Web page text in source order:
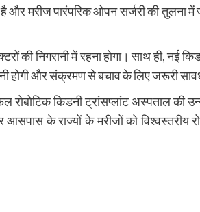
मरीज पारंपरिक ओपन सर्जरी की तुलना में
की निगरानी में रहना होगा। साथ ही, नई
होगी और संक्रमण से बचाव के लिए जरूरी
रोबोटिक किडनी ट्रांसप्लांट अस्पताल की
के राज्यों के मरीजों को विश्वस्तरीय